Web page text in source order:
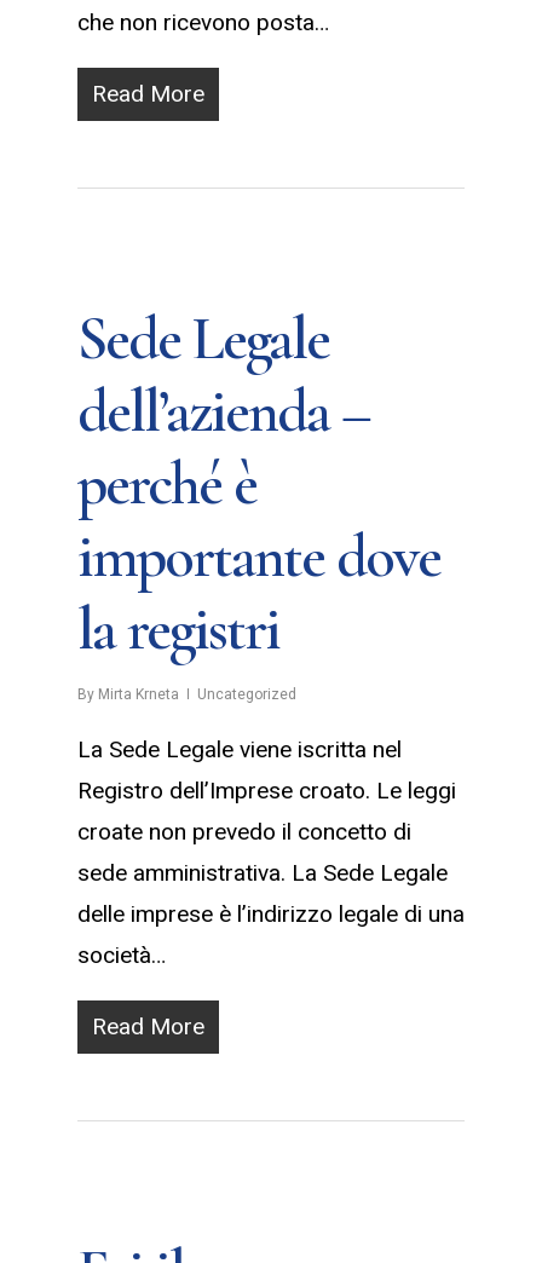
che non ricevono posta…
Read More
Sede Legale
dell’azienda –
perché è
importante dove
la registri
By Mirta Krneta Uncategorized
La Sede Legale viene iscritta nel
Registro dell’Imprese croato. Le leggi
croate non prevedo il concetto di
sede amministrativa. La Sede Legale
delle imprese è l’indirizzo legale di una
società…
Read More